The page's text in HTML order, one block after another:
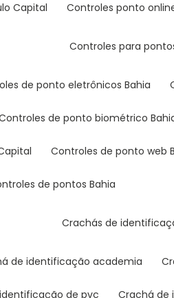
Capital controles ponto
controles para
de ponto eletrônicos Bahia
controles de ponto biométrico
controles de ponto web
de pontos Bahia
crachás de
de identificação academia
identificação de pvc crachá